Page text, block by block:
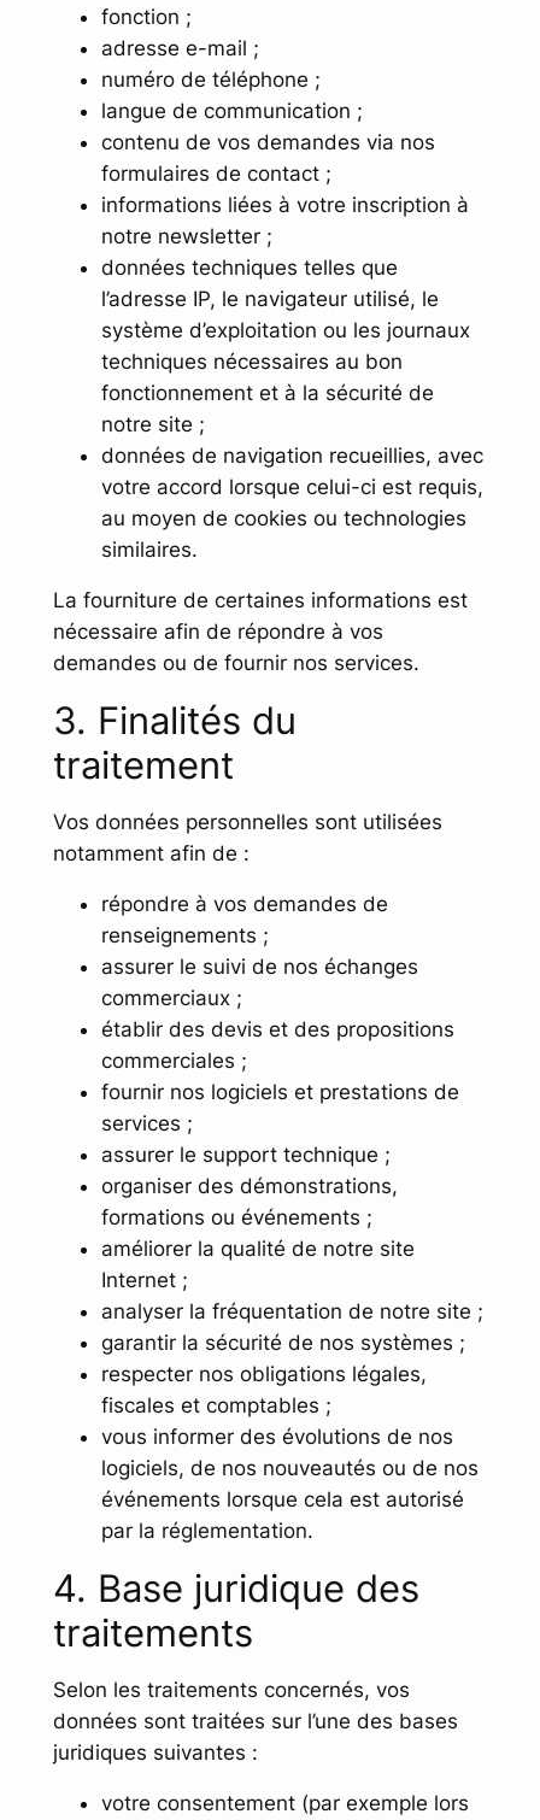
fonction ;
adresse e-mail ;
numéro de téléphone ;
langue de communication ;
contenu de vos demandes via nos
formulaires de contact ;
informations liées à votre inscription à
notre newsletter ;
données techniques telles que
l’adresse IP, le navigateur utilisé, le
système d’exploitation ou les journaux
techniques nécessaires au bon
fonctionnement et à la sécurité de
notre site ;
données de navigation recueillies, avec
votre accord lorsque celui-ci est requis,
au moyen de cookies ou technologies
similaires.
La fourniture de certaines informations est
nécessaire afin de répondre à vos
demandes ou de fournir nos services.
3. Finalités du
traitement
Vos données personnelles sont utilisées
notamment afin de :
répondre à vos demandes de
renseignements ;
assurer le suivi de nos échanges
commerciaux ;
établir des devis et des propositions
commerciales ;
fournir nos logiciels et prestations de
services ;
assurer le support technique ;
organiser des démonstrations,
formations ou événements ;
améliorer la qualité de notre site
Internet ;
analyser la fréquentation de notre site ;
garantir la sécurité de nos systèmes ;
respecter nos obligations légales,
fiscales et comptables ;
vous informer des évolutions de nos
logiciels, de nos nouveautés ou de nos
événements lorsque cela est autorisé
par la réglementation.
4. Base juridique des
traitements
Selon les traitements concernés, vos
données sont traitées sur l’une des bases
juridiques suivantes :
votre consentement (par exemple lors